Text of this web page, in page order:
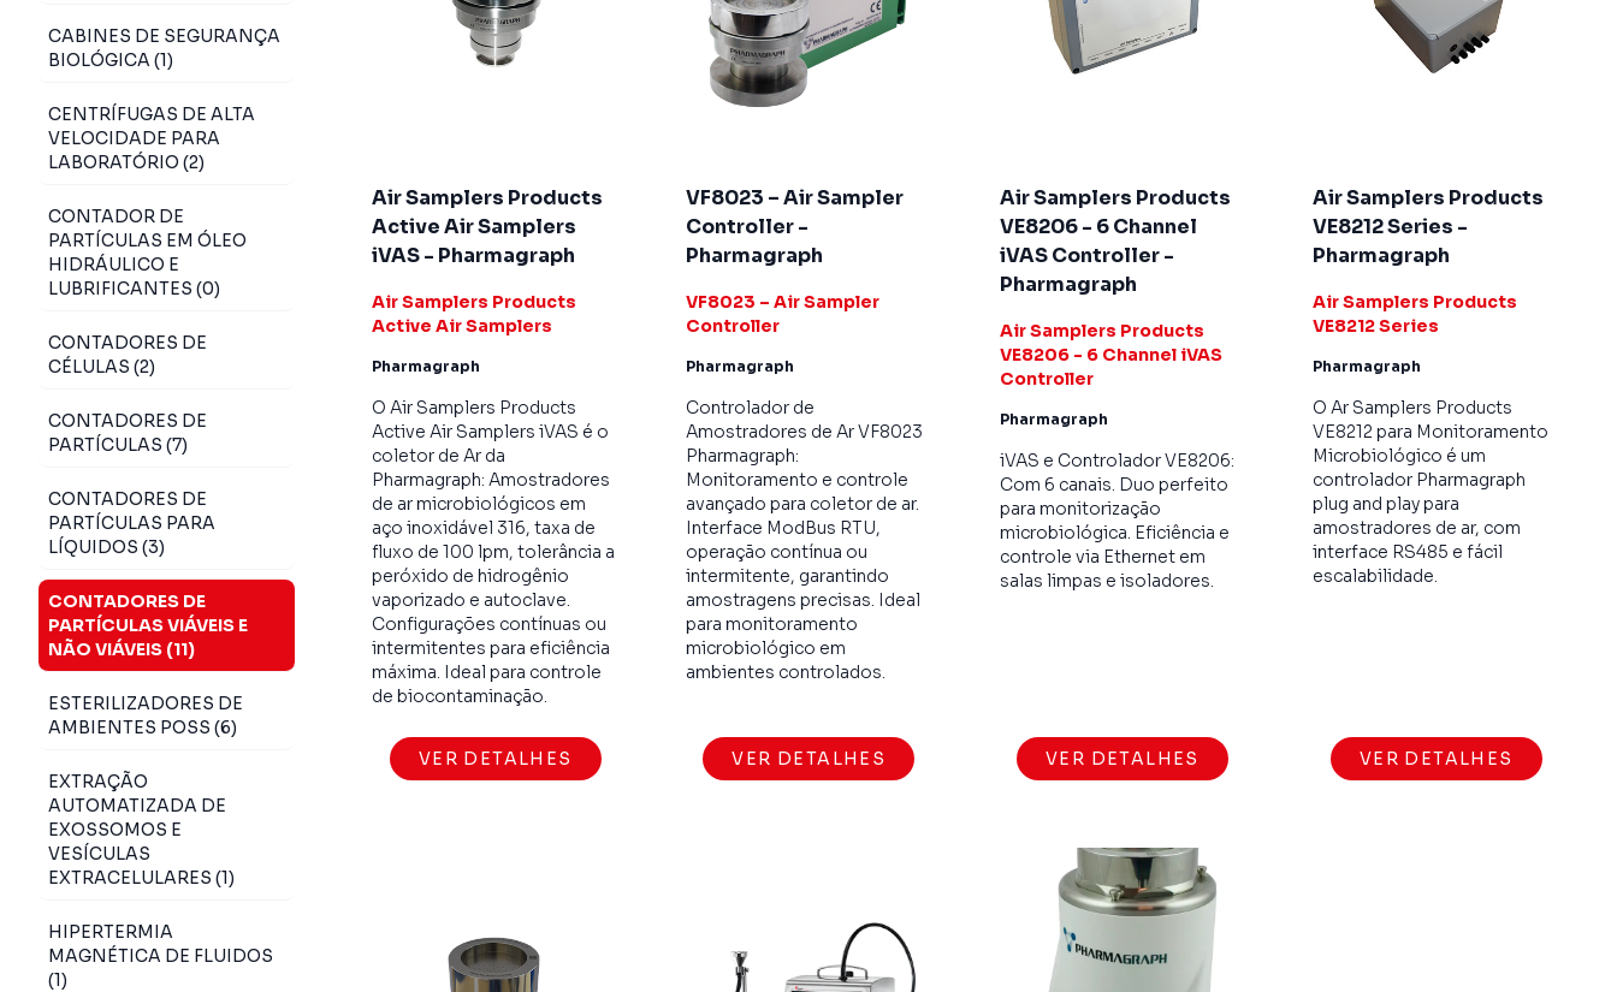
Air Samplers Products
Active Air Samplers
iVAS - Pharmagraph
Air Samplers Products
Active Air Samplers
Pharmagraph
O Air Samplers Products
Active Air Samplers iVAS é o
coletor de Ar da
Pharmagraph: Amostradores
de ar microbiológicos em
aço inoxidável 316, taxa de
fluxo de 100 lpm, tolerância a
peróxido de hidrogênio
vaporizado e autoclave.
Configurações contínuas ou
intermitentes para eficiência
máxima. Ideal para controle
de biocontaminação.
VER DETALHES
VF8023 – Air Sampler
Controller -
Pharmagraph
VF8023 – Air Sampler
Controller
Pharmagraph
Controlador de
Amostradores de Ar VF8023
Pharmagraph:
Monitoramento e controle
avançado para coletor de ar.
Interface ModBus RTU,
operação contínua ou
intermitente, garantindo
amostragens precisas. Ideal
para monitoramento
microbiológico em
ambientes controlados.
VER DETALHES
Air Samplers Products
VE8206 - 6 Channel
iVAS Controller -
Pharmagraph
Air Samplers Products
VE8206 - 6 Channel iVAS
Controller
Pharmagraph
iVAS e Controlador VE8206:
Com 6 canais. Duo perfeito
para monitorização
microbiológica. Eficiência e
controle via Ethernet em
salas limpas e isoladores.
VER DETALHES
Air Samplers Products
VE8212 Series -
Pharmagraph
Air Samplers Products
VE8212 Series
Pharmagraph
O Ar Samplers Products
VE8212 para Monitoramento
Microbiológico é um
controlador Pharmagraph
plug and play para
amostradores de ar, com
interface RS485 e fácil
escalabilidade.
VER DETALHES
CABINES DE SEGURANÇA
BIOLÓGICA (1)
CENTRÍFUGAS DE ALTA
VELOCIDADE PARA
LABORATÓRIO (2)
CONTADOR DE
PARTÍCULAS EM ÓLEO
HIDRÁULICO E
LUBRIFICANTES (0)
CONTADORES DE
CÉLULAS (2)
CONTADORES DE
PARTÍCULAS (7)
CONTADORES DE
PARTÍCULAS PARA
LÍQUIDOS (3)
CONTADORES DE
PARTÍCULAS VIÁVEIS E
NÃO VIÁVEIS (11)
ESTERILIZADORES DE
AMBIENTES POSS (6)
EXTRAÇÃO
AUTOMATIZADA DE
EXOSSOMOS E
VESÍCULAS
EXTRACELULARES (1)
HIPERTERMIA
MAGNÉTICA DE FLUIDOS
(1)